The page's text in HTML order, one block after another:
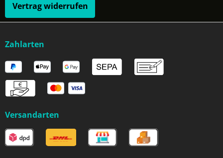
Vertrag widerrufen
Zahlarten
Versandarten